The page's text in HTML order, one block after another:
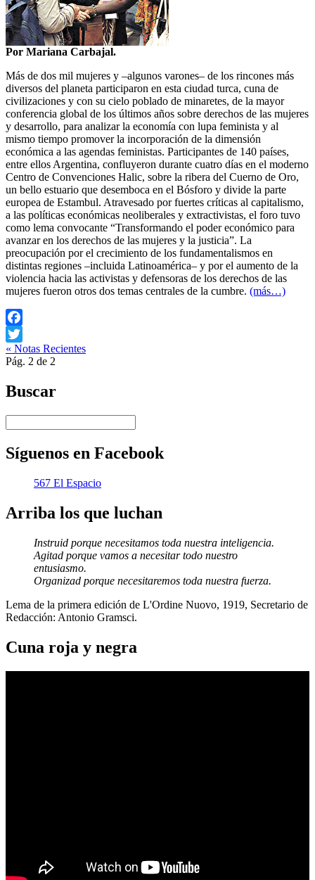
Por Mariana Carbajal.
Más de dos mil mujeres y –algunos varones– de los rincones más
diversos del planeta participaron en esta ciudad turca, cuna de
civilizaciones y con su cielo poblado de minaretes, de la mayor
conferencia global de los últimos años sobre derechos de las mujeres
y desarrollo, para analizar la economía con lupa feminista y al
mismo tiempo promover la incorporación de la dimensión
económica a las agendas feministas. Participantes de 140 países,
entre ellos Argentina, confluyeron durante cuatro días en el moderno
Centro de Convenciones Halic, sobre la ribera del Cuerno de Oro,
un bello estuario que desemboca en el Bósforo y divide la parte
europea de Estambul. Atravesado por fuertes críticas al capitalismo,
a las políticas económicas neoliberales y extractivistas, el foro tuvo
como lema convocante “Transformando el poder económico para
avanzar en los derechos de las mujeres y la justicia”. La
preocupación por el crecimiento de los fundamentalismos en
distintas regiones –incluida Latinoamérica– y por el aumento de la
violencia hacia las activistas y defensoras de los derechos de las
mujeres fueron otros dos temas centrales de la cumbre. (más…)
Facebook
Twitter
« Notas Recientes
Pág. 2 de 2
Buscar
Síguenos en Facebook
567 El Espacio
Arriba los que luchan
Instruid porque necesitamos toda nuestra inteligencia.
Agitad porque vamos a necesitar todo nuestro
entusiasmo.
Organizad porque necesitaremos toda nuestra fuerza.
Lema de la primera edición de L'Ordine Nuovo, 1919, Secretario de
Redacción: Antonio Gramsci.
Cuna roja y negra